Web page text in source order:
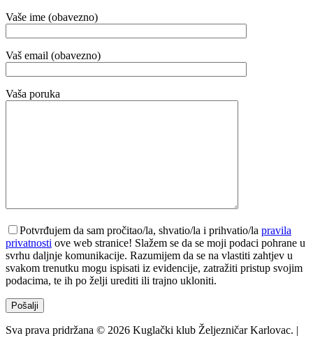
Vaše ime (obavezno)
Vaš email (obavezno)
Vaša poruka
Potvrđujem da sam pročitao/la, shvatio/la i prihvatio/la pravila
privatnosti ove web stranice! Slažem se da se moji podaci pohrane u
svrhu daljnje komunikacije. Razumijem da se na vlastiti zahtjev u
svakom trenutku mogu ispisati iz evidencije, zatražiti pristup svojim
podacima, te ih po želji urediti ili trajno ukloniti.
Sva prava pridržana © 2026 Kuglački klub Željezničar Karlovac. |